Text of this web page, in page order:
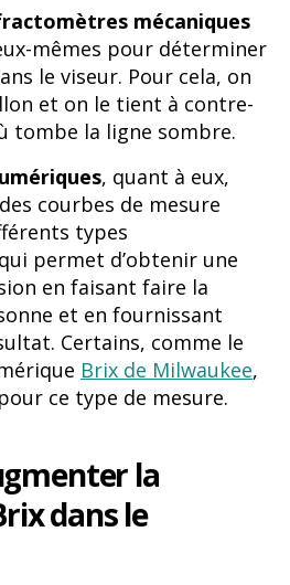
mécaniques
mêmes pour déterminer
le viseur. Pour cela, on
et on le tient à contre-
tombe la ligne sombre.
, quant à eux,
courbes de mesure
types
permet d’obtenir une
en faisant faire la
et en fournissant
Certains, comme le
Brix de Milwaukee,
ce type de mesure.
la
dans le